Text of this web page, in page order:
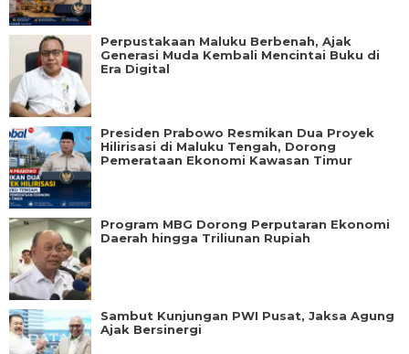
Perpustakaan Maluku Berbenah, Ajak
Generasi Muda Kembali Mencintai Buku di
Era Digital
Presiden Prabowo Resmikan Dua Proyek
Hilirisasi di Maluku Tengah, Dorong
Pemerataan Ekonomi Kawasan Timur
Program MBG Dorong Perputaran Ekonomi
Daerah hingga Triliunan Rupiah
Sambut Kunjungan PWI Pusat, Jaksa Agung
Ajak Bersinergi